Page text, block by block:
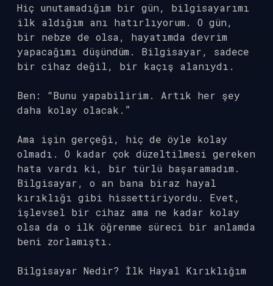
Hiç unutamadığım bir gün, bilgisayarımı
ilk aldığım anı hatırlıyorum. O gün,
bir nebze de olsa, hayatımda devrim
yapacağımı düşündüm. Bilgisayar, sadece
bir cihaz değil, bir kaçış alanıydı.
Ben: “Bunu yapabilirim. Artık her şey
daha kolay olacak.”
Ama işin gerçeği, hiç de öyle kolay
olmadı. O kadar çok düzeltilmesi gereken
hata vardı ki, bir türlü başaramadım.
Bilgisayar, o an bana biraz hayal
kırıklığı gibi hissettiriyordu. Evet,
işlevsel bir cihaz ama ne kadar kolay
olsa da o ilk öğrenme süreci bir anlamda
beni zorlamıştı.
Bilgisayar Nedir? İlk Hayal Kırıklığım